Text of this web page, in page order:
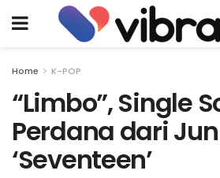
Home K-POP
“Limbo”, Single
Perdana dari Jun
‘Seventeen’